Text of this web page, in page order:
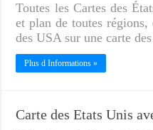
Toutes les Cartes des
et plan de toutes
des USA sur une carte
Plus d Informations »
Carte des Etats Unis